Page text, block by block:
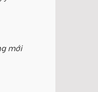
mới